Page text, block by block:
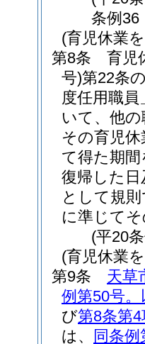
条例36
(育児休業
第8条
育児
号)第22条
度任用職
いて、他
その育児
て得た期
復帰した
として規
に準じて
(平20
(育児休業
第9条
天草
例第50号
び第8条第4
は、
同条